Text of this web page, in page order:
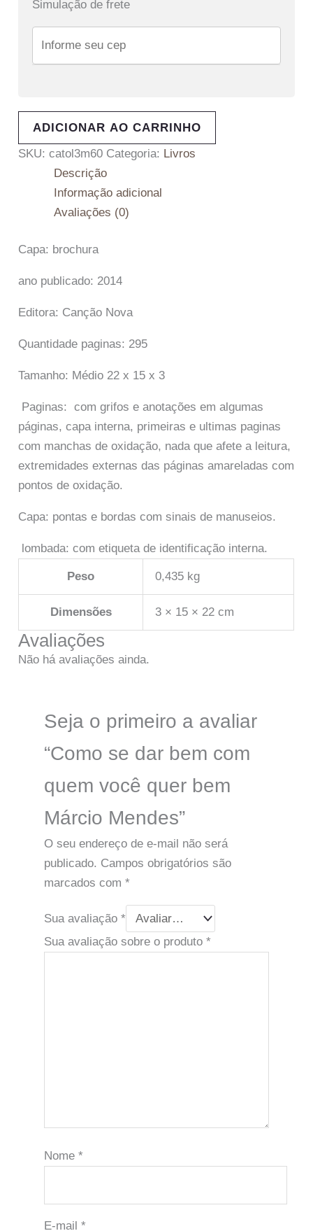
Simulação de frete
ADICIONAR AO CARRINHO
SKU:catol3m60 Categoria: Livros
Descrição
Informação adicional
Avaliações (0)
Capa: brochura
ano publicado: 2014
Editora: Canção Nova
Quantidade paginas: 295
Tamanho: Médio 22 x 15 x 3
Paginas: com grifos e anotações em algumas
páginas, capa interna, primeiras e ultimas paginas
com manchas de oxidação, nada que afete a leitura,
extremidades externas das páginas amareladas com
pontos de oxidação.
Capa: pontas e bordas com sinais de manuseios.
lombada: com etiqueta de identificação interna.
Peso 0,435 kg
Dimensões 3 × 15 × 22 cm
Avaliações
Não há avaliações ainda.
Seja o primeiro a avaliar
“Como se dar bem com
quem você quer bem
Márcio Mendes”
O seu endereço de e-mail não será
publicado. Campos obrigatórios são
marcados com *
Sua avaliação *
Sua avaliação sobre o produto *
Nome *
E-mail *